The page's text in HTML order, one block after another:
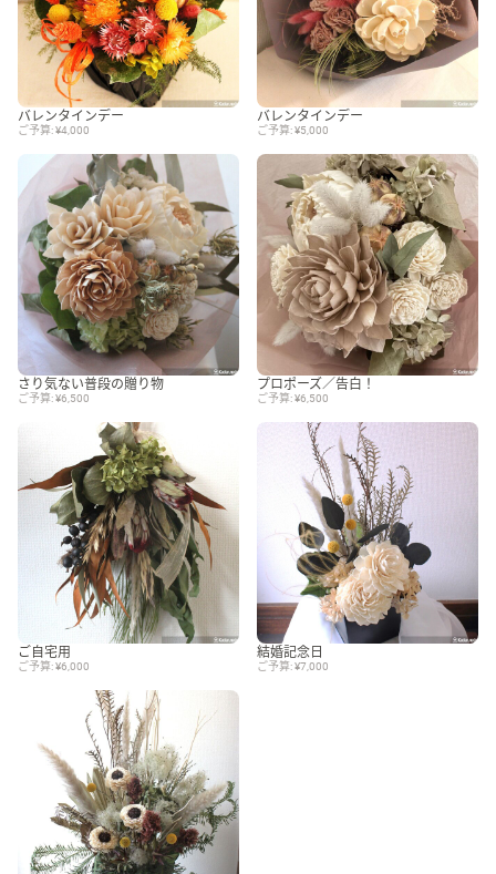
バレンタインデー
ご予算: ¥4,000
バレンタインデー
ご予算: ¥5,000
さり気ない普段の贈り物
ご予算: ¥6,500
プロポーズ／告白！
ご予算: ¥6,500
ご自宅用
ご予算: ¥6,000
結婚記念日
ご予算: ¥7,000